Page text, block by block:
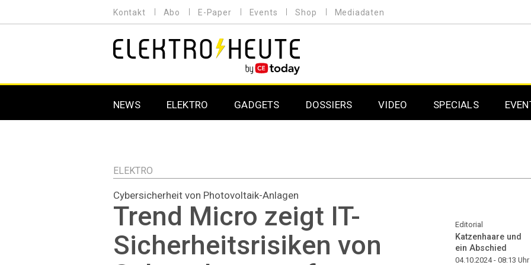
zum
MENU
Kontakt Abo E-Paper Events Shop Mediadaten
MAIN NAVIGATION
NEWS ELEKTRO GADGETS DOSSIERS
DAB+
VIDEO SPECIALS
Professional AV &
Professional AV &
ELEKTRO
Cybersicherheit von Photovoltaik-Anlagen
Trend Micro zeigt IT-
Sicherheitsrisiken von
Editorial
Katzenhaare und
ein Abschied
04.10.2024 - 08:13 Uhr